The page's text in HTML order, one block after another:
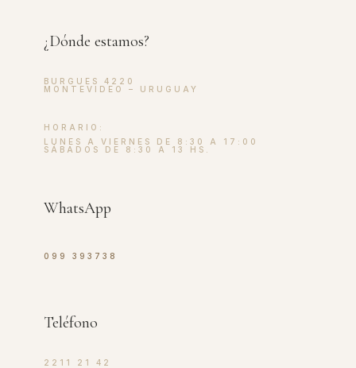
¿Dónde estamos?
BURGUES 4220
MONTEVIDEO – URUGUAY
HORARIO:
LUNES A VIERNES DE 8:30 A 17:00
SÁBADOS DE 8:30 A 13 HS.
WhatsApp
099 393738
Teléfono
2211 21 42